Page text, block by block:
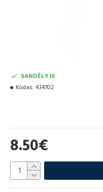
8.50€
SANDĖLYJE
Kodas: 434702